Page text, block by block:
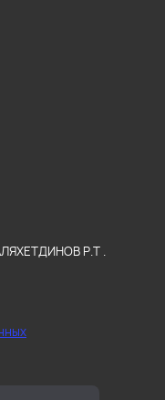
Р.Т .